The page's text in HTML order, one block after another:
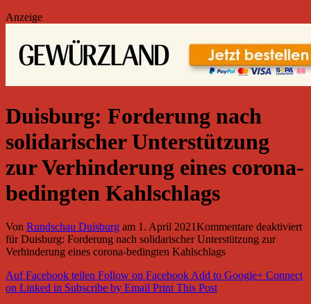
Anzeige
Duisburg: Forderung nach
solidarischer Unterstützung
zur Verhinderung eines corona-
bedingten Kahlschlags
Von Rundschau Duisburg am 1. April 2021Kommentare deaktiviert
für Duisburg: Forderung nach solidarischer Unterstützung zur
Verhinderung eines corona-bedingten Kahlschlags
Auf Facebook teilen Follow on FacebookAdd to Google+ Connect
on Linked in Subscribe by Email Print This Post